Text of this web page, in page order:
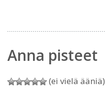
Anna pisteet
(ei vielä ääniä)